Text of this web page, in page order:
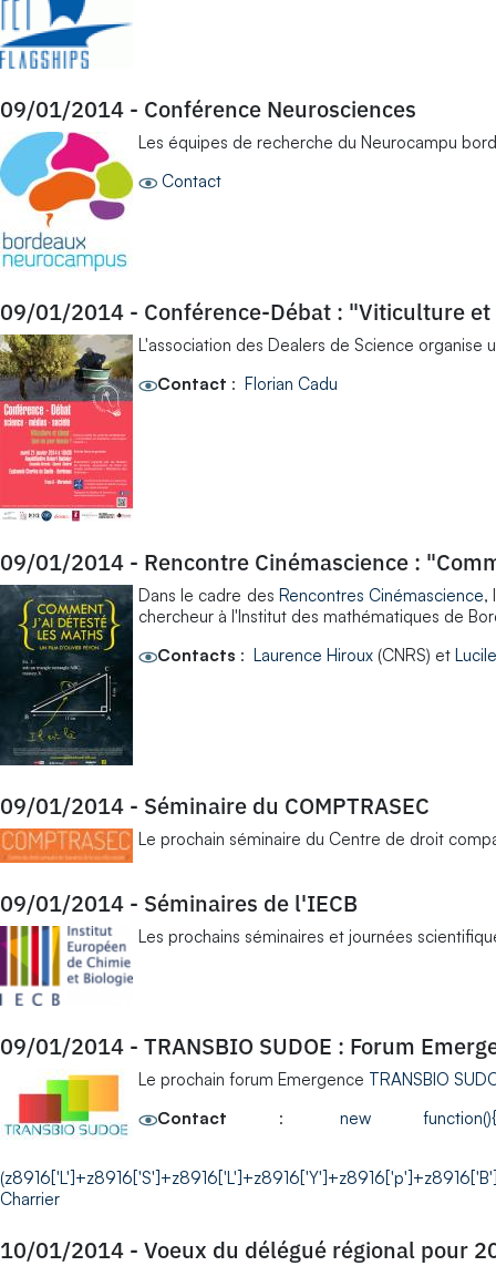
09/01/2014 - Conférence Neurosciences
Les équipes de recherche du Neurocampu
Contact
09/01/2014 - Conférence-Débat : "Viticulture
L'association des Dealers de Science
Contact : Florian Cadu
09/01/2014 - Rencontre Cinémascience :
Dans le cadre des Rencontres Cinémascience,
chercheur à l'Institut des mathématiques de
Contacts : Laurence Hiroux (CNRS) et
09/01/2014 - Séminaire du COMPTRASEC
Le prochain séminaire du Centre de droit
09/01/2014 - Séminaires de l'IECB
Les prochains séminaires et journées
09/01/2014 - TRANSBIO SUDOE : Forum
Le prochain forum Emergence TRANSBIO
Contact : new
Charrier
10/01/2014 - Voeux du délégué régional pour